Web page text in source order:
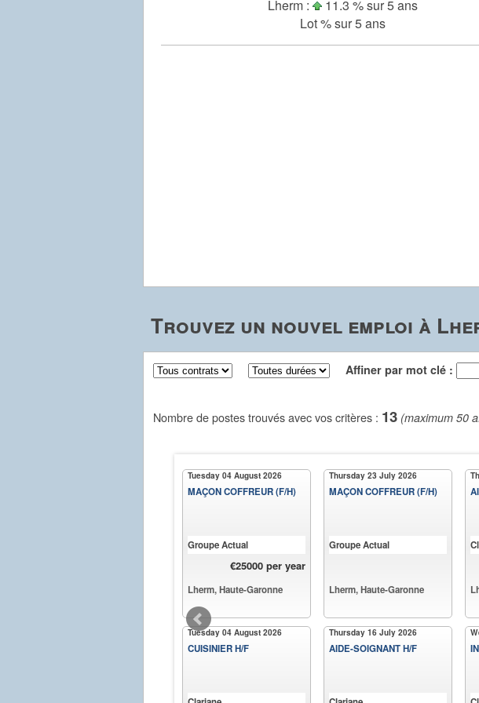
Lherm :
11.3 % sur 5 ans
Lot % sur 5 ans
Trouvez un nouvel emploi à
Affiner par mot clé :
Nombre de postes trouvés avec vos critères : 13 (maximum 50
Tuesday 04 August 2026
MAÇON COFFREUR (F/H)
Groupe Actual
€25000 per year
Lherm, Haute-Garonne
Tuesday 04 August 2026
CUISINIER H/F
Thursday 23 July 2026
MAÇON COFFREUR (F/H)
Groupe Actual
Lherm, Haute-Garonne
Thursday 16 July 2026
AIDE-SOIGNANT H/F